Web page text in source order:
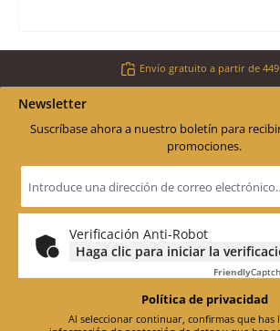
Envío gratuito a partir de
Newsletter
Suscríbase ahora a nuestro boletín para
promociones.
de
correo
electrónico
Verificación Anti-Robot
Haga clic para iniciar la
Friendly
Política de privacidad